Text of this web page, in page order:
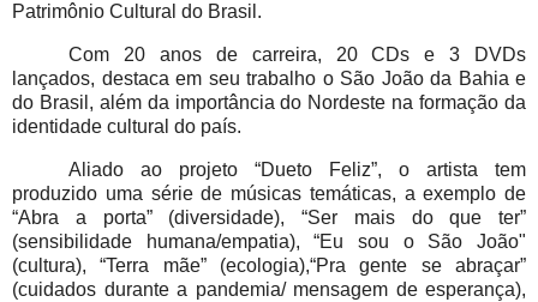
Patrimônio Cultural do Brasil.
Com 20 anos de carreira, 20 CDs e 3 DVDs
lançados, destaca em seu trabalho o São João da Bahia e
do Brasil, além da importância do Nordeste na formação da
identidade cultural do país.
Aliado ao projeto “Dueto Feliz”, o artista tem
produzido uma série de músicas temáticas, a exemplo de
“Abra a porta” (diversidade), “Ser mais do que ter”
(sensibilidade humana/empatia), “Eu sou o São João"
(cultura), “Terra mãe” (ecologia),“Pra gente se abraçar”
(cuidados durante a pandemia/ mensagem de esperança),